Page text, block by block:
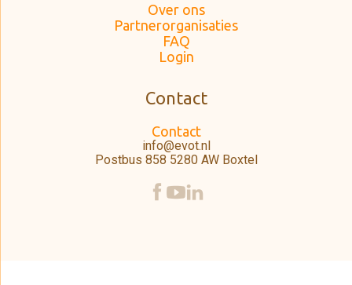
Over ons
Partnerorganisaties
FAQ
Login
Contact
Contact
info@evot.nl
Postbus 858 5280 AW Boxtel